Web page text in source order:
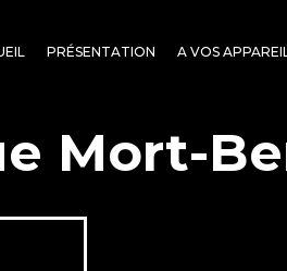
PRÉSENTATION A VOS
Mort-